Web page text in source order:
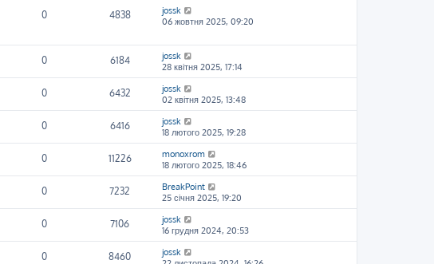
0 4838
jossk
06 жовтня 2025, 09:20
0 6184
jossk
28 квітня 2025, 17:14
0 6432
jossk
02 квітня 2025, 13:48
0 6416
jossk
18 лютого 2025, 19:28
0 11226
monoxrom
18 лютого 2025, 18:46
0 7232
BreakPoint
25 січня 2025, 19:20
0 7106
jossk
16 грудня 2024, 20:53
0 8460
jossk